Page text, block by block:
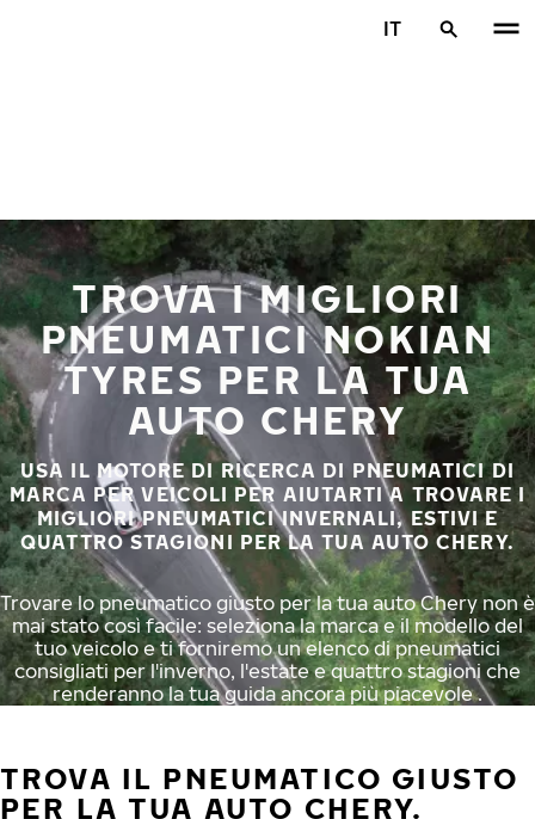
IT
TROVA I MIGLIORI
PNEUMATICI NOKIAN
TYRES PER LA TUA
AUTO CHERY
USA IL MOTORE DI RICERCA DI PNEUMATICI DI
MARCA PER VEICOLI PER AIUTARTI A TROVARE I
MIGLIORI PNEUMATICI INVERNALI, ESTIVI E
QUATTRO STAGIONI PER LA TUA AUTO CHERY.
Trovare lo pneumatico giusto per la tua auto Chery non è
mai stato così facile: seleziona la marca e il modello del
tuo veicolo e ti forniremo un elenco di pneumatici
consigliati per l'inverno, l'estate e quattro stagioni che
renderanno la tua guida ancora più piacevole .
TROVA IL PNEUMATICO GIUSTO
PER LA TUA AUTO CHERY.